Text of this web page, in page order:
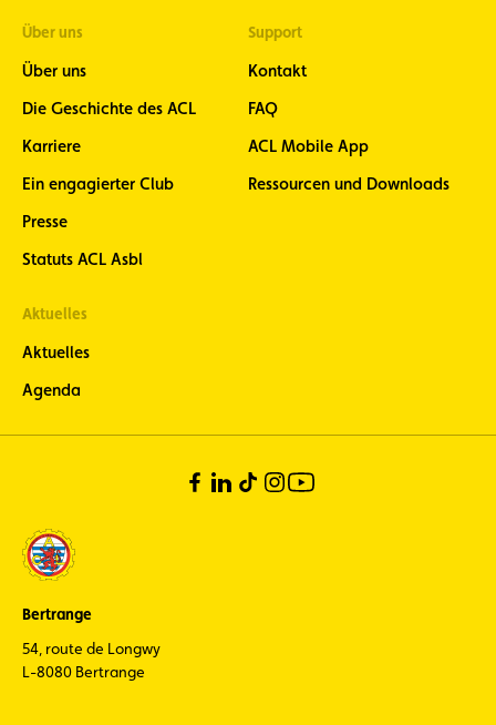
Über uns
Über uns
Die Geschichte des ACL
Karriere
Ein engagierter Club
Presse
Statuts ACL Asbl
Support
Kontakt
FAQ
ACL Mobile App
Ressourcen und Downloads
Aktuelles
Aktuelles
Agenda
Bertrange
54, route de Longwy
L-8080 Bertrange